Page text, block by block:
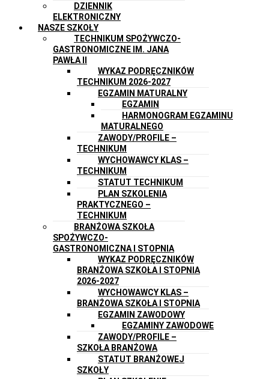
DZIENNIK
ELEKTRONICZNY
NASZE SZKOŁY
TECHNIKUM SPOŻYWCZO-
GASTRONOMICZNE IM. JANA
PAWŁA II
WYKAZ PODRĘCZNIKÓW
TECHNIKUM 2026-2027
EGZAMIN MATURALNY
EGZAMIN
HARMONOGRAM EGZAMINU
MATURALNEGO
ZAWODY/PROFILE –
TECHNIKUM
WYCHOWAWCY KLAS –
TECHNIKUM
STATUT TECHNIKUM
PLAN SZKOLENIA
PRAKTYCZNEGO –
TECHNIKUM
BRANŻOWA SZKOŁA
SPOŻYWCZO-
GASTRONOMICZNA I STOPNIA
WYKAZ PODRĘCZNIKÓW
BRANŻOWA SZKOŁA I STOPNIA
2026-2027
WYCHOWAWCY KLAS –
BRANŻOWA SZKOŁA I STOPNIA
EGZAMIN ZAWODOWY
EGZAMINY ZAWODOWE
ZAWODY/PROFILE –
SZKOŁA BRANŻOWA
STATUT BRANŻOWEJ
SZKOŁY